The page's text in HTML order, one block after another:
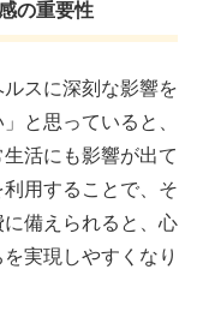
の重要性
スに深刻な影響を
と思っていると、
活にも影響が出て
用することで、そ
備えられると、心
実現しやすくなり